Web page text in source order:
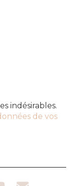
indésirables.
de vos